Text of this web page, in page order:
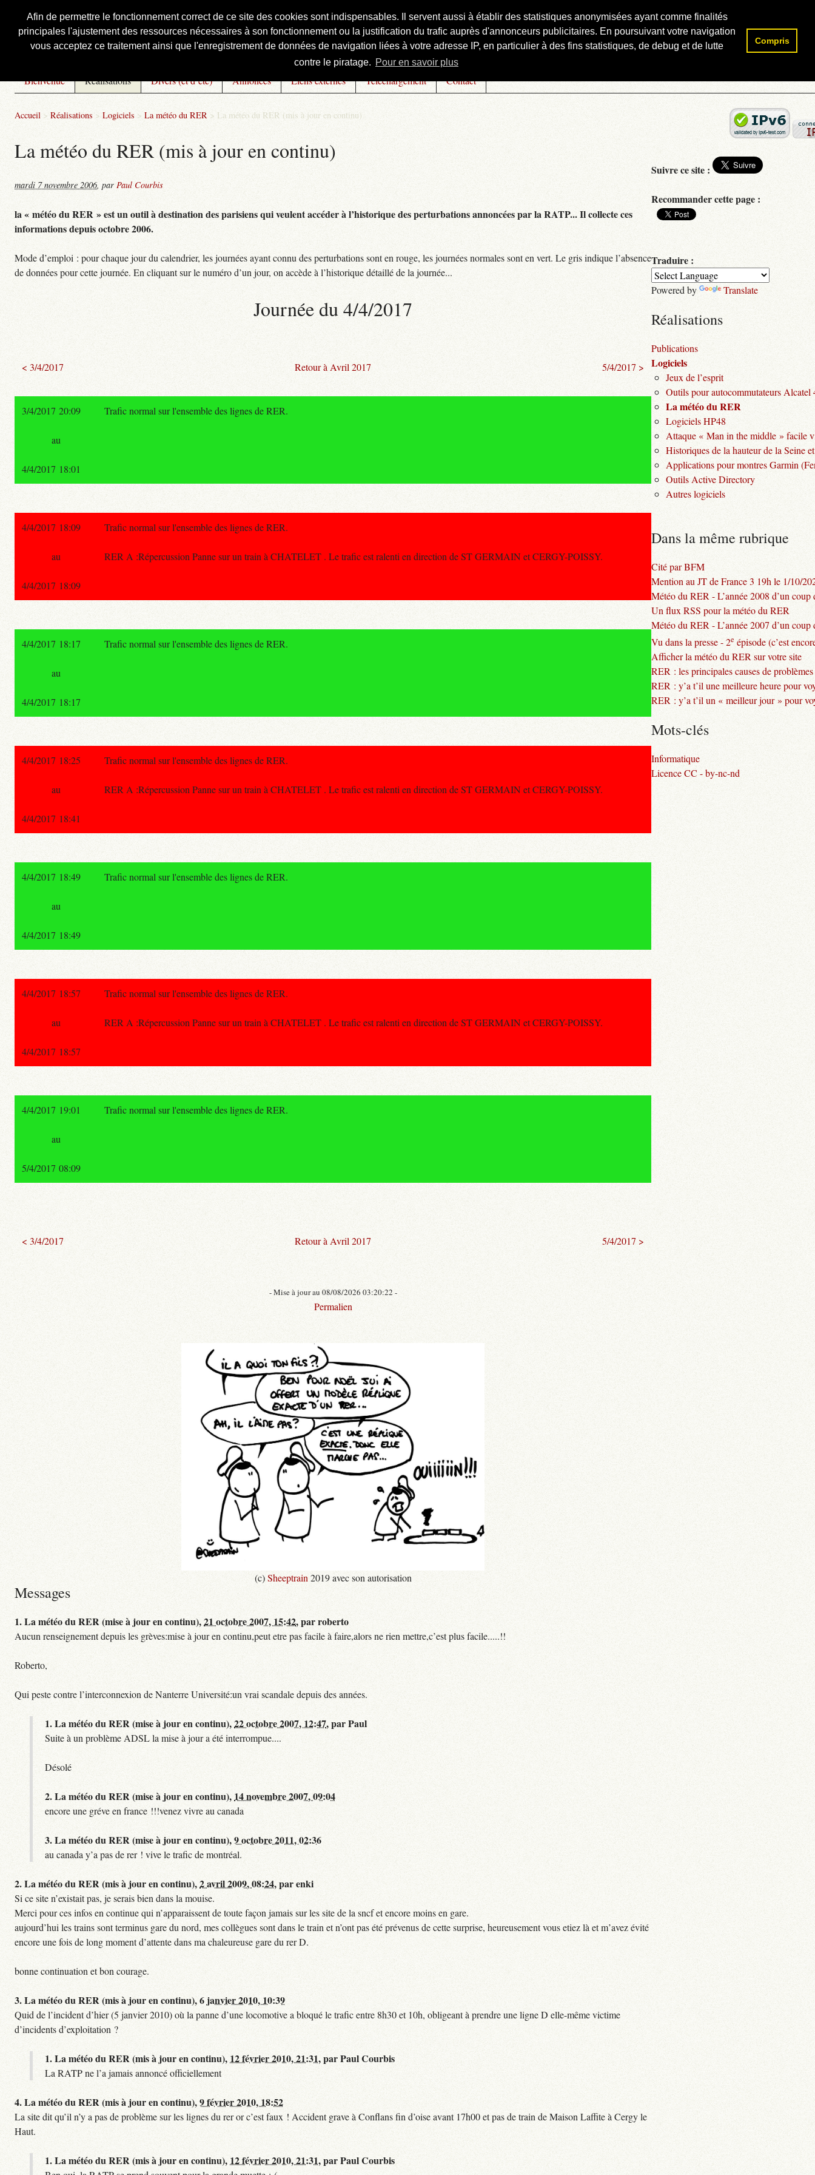
Afin de permettre le fonctionnement correct de ce site des cookies sont indispensables. Il servent aussi à établir des statistiques anonymisées ayant comme finalités
principales l'ajustement des ressources nécessaires à son fonctionnement ou la justification du trafic auprès d'annonceurs publicitaires. En poursuivant votre navigation
vous acceptez ce traitement ainsi que l'enregistrement de données de navigation liées à votre adresse IP, en particulier à des fins statistiques, de debug et de lutte
contre le piratage. Pour en savoir plus
Compris
Courbis, « LE » Blog Officiel
Bienvenue Réalisations Divers (et d’été) Annonces Liens externes Téléchargement Contact
Accueil > Réalisations > Logiciels > La météo du RER > La météo du RER (mis à jour en continu)
La météo du RER (mis à jour en continu)
mardi 7 novembre 2006, par Paul Courbis
la « météo du RER » est un outil à destination des parisiens qui veulent accéder à l’historique des perturbations annoncées par la RATP... Il collecte ces
informations depuis octobre 2006.
Mode d’emploi : pour chaque jour du calendrier, les journées ayant connu des perturbations sont en rouge, les journées normales sont en vert. Le gris indique l’absence
de données pour cette journée. En cliquant sur le numéro d’un jour, on accède à l’historique détaillé de la journée...
Journée du 4/4/2017
< 3/4/2017 Retour à Avril 2017 5/4/2017 >
3/4/2017 20:09 Trafic normal sur l'ensemble des lignes de RER.
au
4/4/2017 18:01
4/4/2017 18:09 Trafic normal sur l'ensemble des lignes de RER.
RER A :Répercussion Panne sur un train à CHATELET . Le trafic est ralenti en direction de ST GERMAIN et CERGY-POISSY.
au
4/4/2017 18:09
4/4/2017 18:17 Trafic normal sur l'ensemble des lignes de RER.
au
4/4/2017 18:17
4/4/2017 18:25 Trafic normal sur l'ensemble des lignes de RER.
RER A :Répercussion Panne sur un train à CHATELET . Le trafic est ralenti en direction de ST GERMAIN et CERGY-POISSY.
au
4/4/2017 18:41
4/4/2017 18:49 Trafic normal sur l'ensemble des lignes de RER.
au
4/4/2017 18:49
4/4/2017 18:57 Trafic normal sur l'ensemble des lignes de RER.
RER A :Répercussion Panne sur un train à CHATELET . Le trafic est ralenti en direction de ST GERMAIN et CERGY-POISSY.
au
4/4/2017 18:57
4/4/2017 19:01 Trafic normal sur l'ensemble des lignes de RER.
au
5/4/2017 08:09
< 3/4/2017 Retour à Avril 2017 5/4/2017 >
- Mise à jour au 08/08/2026 03:20:22 -
Permalien
(c)Sheeptrain 2019 avec son autorisation
Messages
1.La météo du RER (mise à jour en continu),21 octobre 2007, 15:42,parroberto
Aucun renseignement depuis les grèves:mise à jour en continu,peut etre pas facile à faire,alors ne rien mettre,c’est plus facile.....!!
Roberto,
Qui peste contre l’interconnexion de Nanterre Université:un vrai scandale depuis des années.
1.La météo du RER (mise à jour en continu),22 octobre 2007, 12:47,parPaul
Suite à un problème ADSL la mise à jour a été interrompue....
Désolé
2.La météo du RER (mise à jour en continu), 14 novembre 2007, 09:04
encore une gréve en france !!!venez vivre au canada
3.La météo du RER (mise à jour en continu),9 octobre 2011, 02:36
au canada y’a pas de rer ! vive le trafic de montréal.
2.La météo du RER (mis à jour en continu),2 avril 2009, 08:24,parenki
Si ce site n’existait pas, je serais bien dans la mouise.
Merci pour ces infos en continue qui n’apparaissent de toute façon jamais sur les site de la sncf et encore moins en gare.
aujourd’hui les trains sont terminus gare du nord, mes collègues sont dans le train et n’ont pas été prévenus de cette surprise, heureusement vous etiez là et m’avez évité
encore une fois de long moment d’attente dans ma chaleureuse gare du rer D.
bonne continuation et bon courage.
3.La météo du RER (mis à jour en continu),6 janvier 2010, 10:39
Quid de l’incident d’hier (5 janvier 2010) où la panne d’une locomotive a bloqué le trafic entre 8h30 et 10h, obligeant à prendre une ligne D elle-même victime
d’incidents d’exploitation ?
1.La météo du RER (mis à jour en continu), 12 février 2010, 21:31,parPaul Courbis
La RATP ne l’a jamais annoncé officiellement
4.La météo du RER (mis à jour en continu),9 février 2010, 18:52
La site dit qu’il n’y a pas de problème sur les lignes du rer or c’est faux ! Accident grave à Conflans fin d’oise avant 17h00 et pas de train de Maison Laffite à Cergy le
Haut.
1.La météo du RER (mis à jour en continu), 12 février 2010, 21:31,parPaul Courbis
Rechercher :
Suivre ce site :
Recommander cette page :
Traduire :
Powered by Translate
Réalisations
Publications
Logiciels
Jeux de l’esprit
Outils pour autocommutateurs Alcatel
La météo du RER
Logiciels HP48
Attaque « Man in the middle » facile
Historiques de la hauteur de la Seine
Applications pour montres Garmin
Outils Active Directory
Autres logiciels
Dans la même rubrique
Cité par BFM
Mention au JT de France 3 19h le 1/10/
Météo du RER - L’année 2008 d’un coup
Un flux RSS pour la météo du RER
Météo du RER - L’année 2007 d’un coup
Vu dans la presse - 2e épisode (c’est
Afficher la météo du RER sur votre site
RER : les principales causes de problèmes
RER : y’a t’il une meilleure heure pour
RER : y’a t’il un « meilleur jour » pour
Mots-clés
Informatique
Licence CC - by-nc-nd